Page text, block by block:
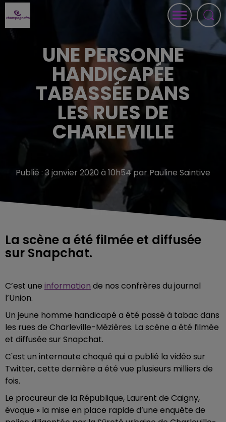
UNE PERSONNE
HANDICAPÉE
TABASSÉE DANS
LES RUES DE
CHARLEVILLE
Publié : 3 janvier 2020 à 10h54 par Pauline Saintive
La scène a été filmée et diffusée
sur Snapchat.
C’est une information de nos confrères du journal
l’Union.
Un jeune homme handicapé a été passé à tabac dans
les rues de Charleville-Mézières. La scène a été filmée
et diffusée sur Snapchat.
C'est un internaute choqué qui a publié la vidéo sur
Twitter, cette dernière a été vue plusieurs milliers de
fois.
Le procureur de la République, Laurent de Caigny,
évoque « la mise en place rapide d’une enquête de